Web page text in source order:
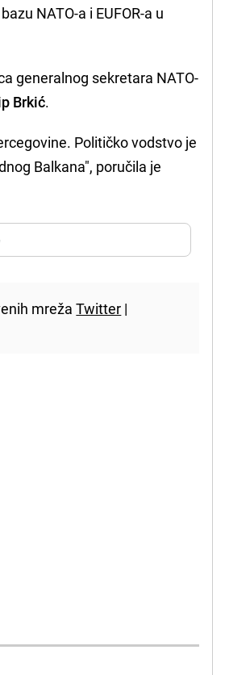
NATO-a i EUFOR-a u
generalnog sekretara NATO-
Brkić.
Političko vodstvo je
Balkana", poručila je
mrežaTwitter |